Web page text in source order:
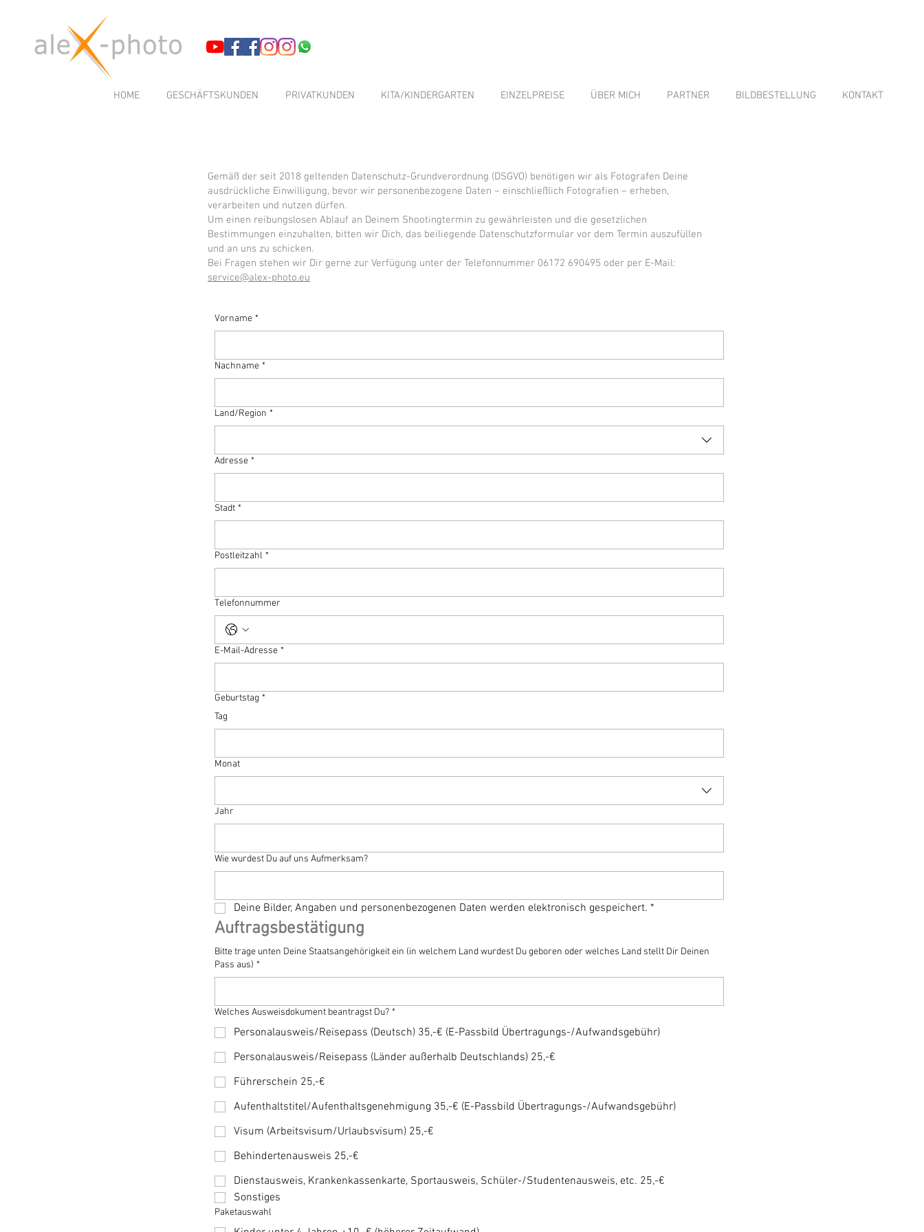
HOME GESCHÄFTSKUNDEN PRIVATKUNDEN KITA/KINDERGARTEN EINZELPREISE ÜBER MICH PARTNER BILDBESTELLUNG KONTAKT
Gemäß der seit 2018 geltenden Datenschutz-Grundverordnung (DSGVO) benötigen wir als Fotografen Deine
ausdrückliche Einwilligung, bevor wir personenbezogene Daten – einschließlich Fotografien – erheben,
verarbeiten und nutzen dürfen.
Um einen reibungslosen Ablauf an Deinem Shootingtermin zu gewährleisten und die gesetzlichen
Bestimmungen einzuhalten, bitten wir Dich, das beiliegende Datenschutzformular vor dem Termin auszufüllen
und an uns zu schicken.
Bei Fragen stehen wir Dir gerne zur Verfügung unter der Telefonnummer 06172 690495 oder per E-Mail:
service@alex-photo.eu
Vorname *
Nachname *
Adresse
Land/Region *
Adresse *
Stadt *
Postleitzahl *
Telefonnummer
E-Mail-Adresse *
Geburtstag *
Tag
Monat
Jahr
Wie wurdest Du auf uns Aufmerksam?
Deine Bilder, Angaben und personenbezogenen Daten werden elektronisch gespeichert. *
Auftragsbestätigung
Bitte trage unten Deine Staatsangehörigkeit ein (in welchem Land wurdest Du geboren oder welches Land stellt Dir Deinen
Pass aus) *
Welches Ausweisdokument beantragst Du? *
Personalausweis/Reisepass (Deutsch) 35,-€ (E-Passbild Übertragungs-/Aufwandsgebühr)
Personalausweis/Reisepass (Länder außerhalb Deutschlands) 25,-€
Führerschein 25,-€
Aufenthaltstitel/Aufenthaltsgenehmigung 35,-€ (E-Passbild Übertragungs-/Aufwandsgebühr)
Visum (Arbeitsvisum/Urlaubsvisum) 25,-€
Behindertenausweis 25,-€
Dienstausweis, Krankenkassenkarte, Sportausweis, Schüler-/Studentenausweis, etc. 25,-€
Sonstiges
Paketauswahl